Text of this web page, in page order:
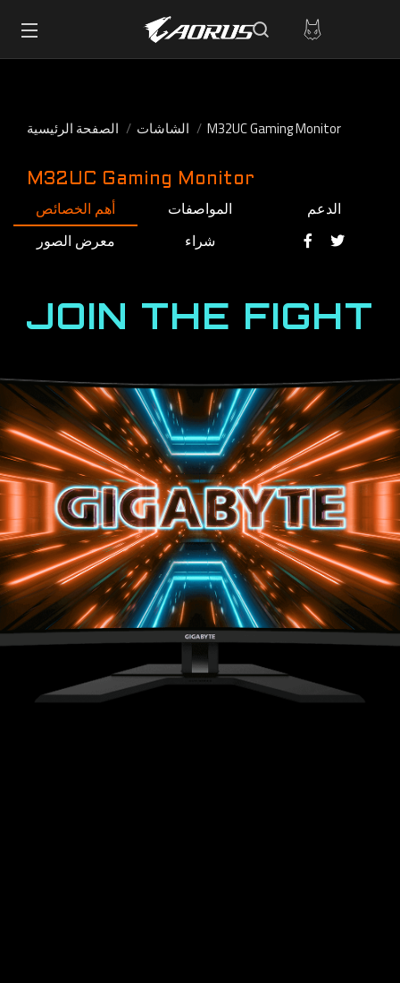
الصفحة الرئيسية الشاشات M32UC Gaming Monitor
M32UC Gaming Monitor
أهم الخصائص المواصفات
الدعم
معرض الصور
شراء
JOIN THE FIGHT